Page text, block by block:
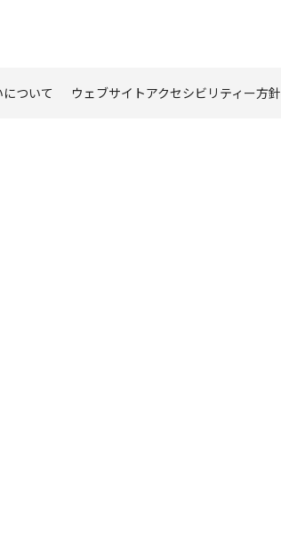
ついて ウェブサイトアクセシビリティー方針